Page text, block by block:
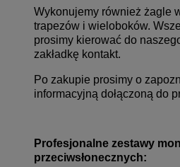
Wykonujemy również żagle
trapezów i wieloboków.
prosimy kierować do
zakładkę kontakt.
Po zakupie prosimy o
informacyjną dołączoną do
Profesjonalne zestawy
przeciwsłonecznych: